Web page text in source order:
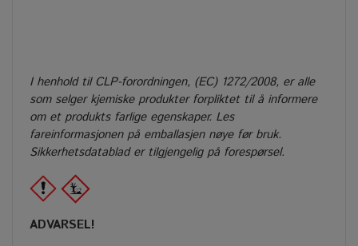
I henhold til CLP-forordningen, (EC) 1272/2008, er alle
som selger kjemiske produkter forpliktet til å informere
om et produkts farlige egenskaper. Les
fareinformasjonen på emballasjen nøye før bruk.
Sikkerhetsdatablad er tilgjengelig på forespørsel.
ADVARSEL!